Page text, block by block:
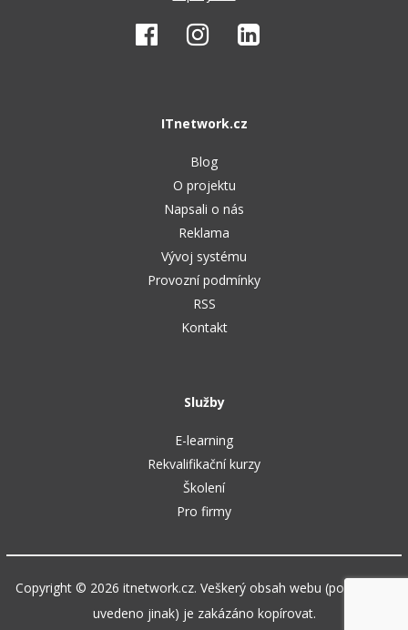
ITnetwork.cz
Blog
O projektu
Napsali o nás
Reklama
Vývoj systému
Provozní podmínky
RSS
Kontakt
Služby
E-learning
Rekvalifikační kurzy
Školení
Pro firmy
Copyright © 2026 itnetwork.cz. Veškerý obsah webu (pokud není
uvedeno jinak) je zakázáno kopírovat.